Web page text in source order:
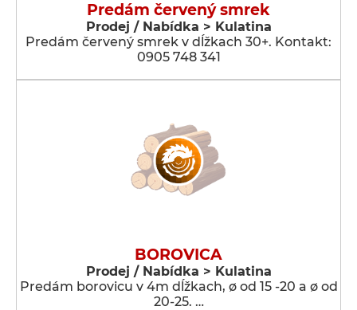
Predám červený smrek
Prodej / Nabídka > Kulatina
Predám červený smrek v dĺžkach 30+. Kontakt:
0905 748 341
BOROVICA
Prodej / Nabídka > Kulatina
Predám borovicu v 4m dĺžkach, ø od 15 -20 a ø od
20-25. …